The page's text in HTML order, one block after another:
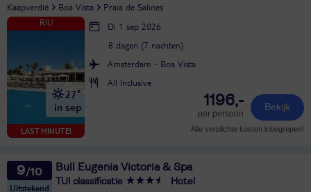
Kaapverdië Boa Vista Praia de Salines
LAST MINUTE!
27°
in sep
Di 1 sep 2026
8 dagen (7 nachten)
Amsterdam - Boa Vista
All Inclusive
1196,-
per persoon
Bekijk
Alle verplichte kosten inbegrepen!
9
Uitstekend
Bull Eugenia Victoria & Spa
TUI classificatie Hotel